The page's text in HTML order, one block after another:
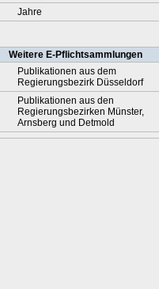
Jahre
Weitere E-Pflichtsammlungen
Publikationen aus dem
Regierungsbezirk Düsseldorf
Publikationen aus den
Regierungsbezirken Münster,
Arnsberg und Detmold